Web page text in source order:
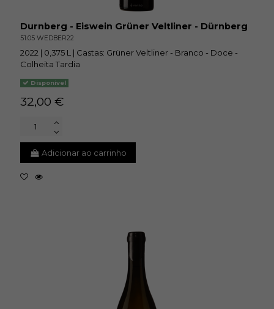
Durnberg - Eiswein Grüner Veltliner - Dürnberg
51.05 WEDBER22
2022 | 0,375 L | Castas: Grüner Veltliner - Branco - Doce -
Colheita Tardia
Disponivel
32,00 €
Adicionar ao carrinho